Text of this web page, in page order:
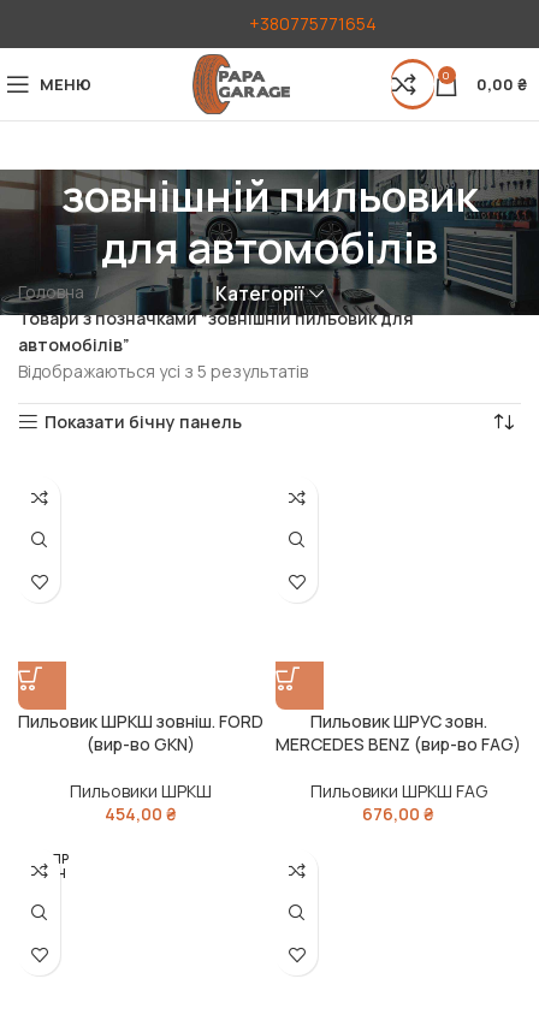
+380775771654
МЕНЮ 0 0,00 ₴
зовнішній пильовик
для автомобілів
Категорії
Головна
Товари з позначками “зовнішній пильовик для
автомобілів”
Відображаються усі з 5 результатів
Показати бічну панель
Пильовик ШРКШ зовніш. FORD
(вир-во GKN)
Пильовики ШРКШ
454,00 ₴
Пильовик ШРУС зовн.
MERCEDES BENZ (вир-во FAG)
Пильовики ШРКШ FAG
676,00 ₴
РОЗПР
ОДАН